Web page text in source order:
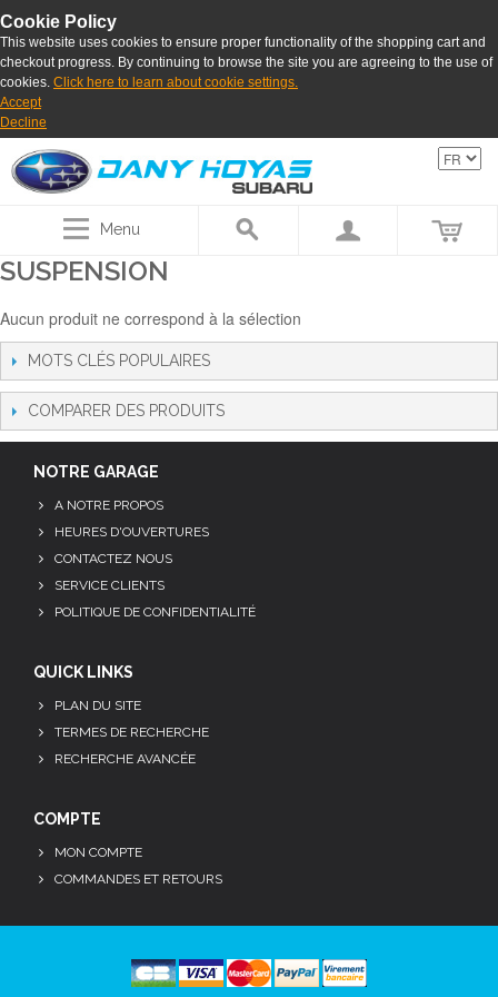
Cookie Policy
This website uses cookies to ensure proper functionality of the shopping cart and
checkout progress. By continuing to browse the site you are agreeing to the use of
cookies. Click here to learn about cookie settings.
Accept
Decline
Menu
SUSPENSION
Aucun produit ne correspond à la sélection
MOTS CLÉS POPULAIRES
COMPARER DES PRODUITS
NOTRE GARAGE
A NOTRE PROPOS
HEURES D'OUVERTURES
CONTACTEZ NOUS
SERVICE CLIENTS
POLITIQUE DE CONFIDENTIALITÉ
QUICK LINKS
PLAN DU SITE
TERMES DE RECHERCHE
RECHERCHE AVANCÉE
COMPTE
MON COMPTE
COMMANDES ET RETOURS